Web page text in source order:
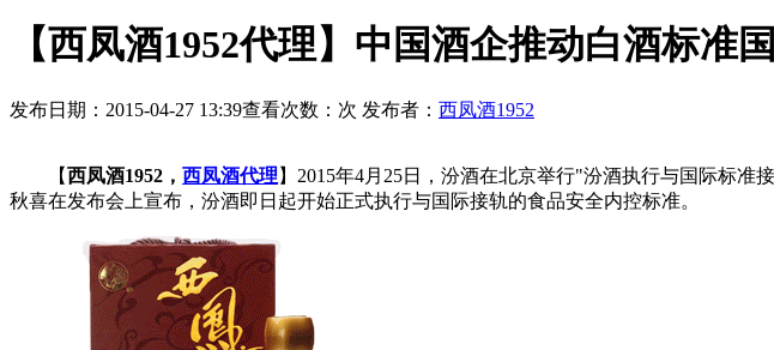
【西凤酒1952代理】中国酒企推动白酒标准
发布日期：2015-04-27 13:39查看次数： 次 发布者： 西凤酒1952
【西凤酒1952， 西凤酒代理 】2015年4月25日，汾酒在北京举行"汾酒执行与国际标
秋喜在发布会上宣布，汾酒即日起开始正式执行与国际接轨的食品安全内控标准。